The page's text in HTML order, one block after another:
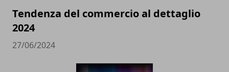
Tendenza del commercio al dettaglio
2024
27/06/2024